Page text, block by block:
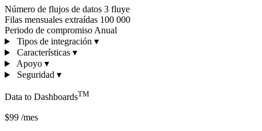
Número de flujos de datos 3 fluye
Filas mensuales extraídas 100 000
Periodo de compromiso Anual
Tipos de integración ▾
Características ▾
Apoyo ▾
Seguridad ▾
Data to DashboardsTM
$99 /mes